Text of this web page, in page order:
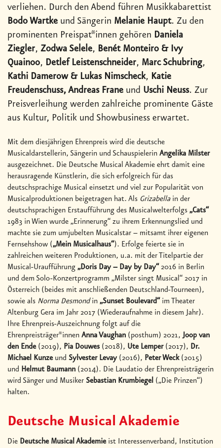
verliehen. Durch den Abend führen Musikkabarettist
Bodo Wartke und Sängerin Melanie Haupt. Zu den
prominenten Preispat*innen gehören Daniela
Ziegler, Zodwa Selele, Benét Monteiro & Ivy
Quainoo, Detlef Leistenschneider, Marc Schubring,
Kathi Damerow & Lukas Nimscheck, Katie
Freudenschuss, Andreas Frane und Uschi Neuss. Zur
Preisverleihung werden zahlreiche prominente Gäste
aus Kultur, Politik und Showbusiness erwartet.
Mit dem diesjährigen Ehrenpreis wird die deutsche
Musicaldarstellerin, Sängerin und Schauspielerin Angelika Milster
ausgezeichnet. Die Deutsche Musical Akademie ehrt damit eine
herausragende Künstlerin, die sich erfolgreich für das
deutschsprachige Musical einsetzt und viel zur Popularität von
Musicalproduktionen beigetragen hat. Als Grizabella in der
deutschsprachigen Erstaufführung des Musicalwelterfolgs „Cats“
1983 in Wien wurde „Erinnerung“ zu ihrem Erkennungslied und
machte sie zum umjubelten Musicalstar – mitsamt ihrer eigenen
Fernsehshow („Mein Musicalhaus“). Erfolge feierte sie in
zahlreichen weiteren Produktionen, u.a. mit der Titelpartie der
Musical-Uraufführung „Doris Day – Day by Day“ 2016 in Berlin
und dem Solo-Konzertprogramm „Milster singt Musical“ 2017 in
Österreich (beides mit anschließenden Deutschland-Tourneen),
sowie als Norma Desmondin „Sunset Boulevard“ im Theater
Altenburg Gera im Jahr 2017 (Wiederaufnahme in diesem Jahr).
Ihre Ehrenpreis-Auszeichnung folgt auf die
Ehrenpreisträger*innen Anna Vaughan (posthum) 2021,Joop van
den Ende (2019), Pia Douwes (2018), Ute Lemper (2017), Dr.
Michael Kunze und Sylvester Levay (2016), Peter Weck (2015)
und Helmut Baumann (2014). Die Laudatio der Ehrenpreisträgerin
wird Sänger und Musiker Sebastian Krumbiegel („Die Prinzen“)
halten.
Deutsche Musical Akademie
Die Deutsche Musical Akademieist Interessenverband, Institution